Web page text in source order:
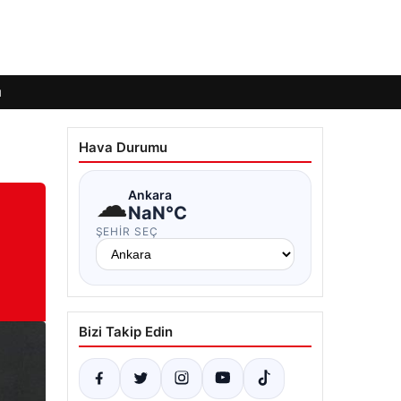
Hava Durumu
☁Ankara
NaN°C
ŞEHIR SEÇ
Bizi Takip Edin